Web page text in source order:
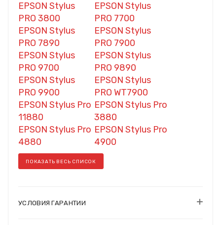
EPSON Stylus
PRO 3800
EPSON Stylus
PRO 7700
EPSON Stylus
PRO 7890
EPSON Stylus
PRO 7900
EPSON Stylus
PRO 9700
EPSON Stylus
PRO 9890
EPSON Stylus
PRO 9900
EPSON Stylus
PRO WT7900
EPSON Stylus Pro
11880
EPSON Stylus Pro
3880
EPSON Stylus Pro
4880
EPSON Stylus Pro
4900
ПОКАЗАТЬ ВЕСЬ СПИСОК
УСЛОВИЯ ГАРАНТИИ